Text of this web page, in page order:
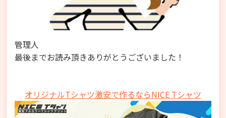
管理人
最後までお読み頂きありがとうございました！
オリジナルTシャツ激安で作るならNICE Tシャツ